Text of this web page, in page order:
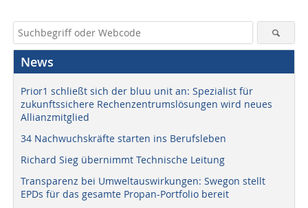
News
Prior1 schließt sich der bluu unit an: Spezialist für
zukunftssichere Rechenzentrumslösungen wird neues
Allianzmitglied
34 Nachwuchskräfte starten ins Berufsleben
Richard Sieg übernimmt Technische Leitung
Transparenz bei Umweltauswirkungen: Swegon stellt
EPDs für das gesamte Propan-Portfolio bereit